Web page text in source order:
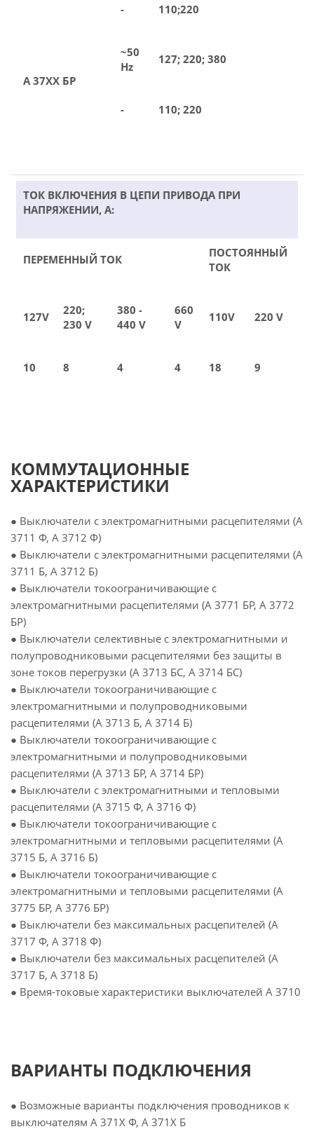
- 110;220
А 37ХХ БР
~50
Hz
127; 220; 380
- 110; 220
ТОК ВКЛЮЧЕНИЯ В ЦЕПИ ПРИВОДА ПРИ
НАПРЯЖЕНИИ, А:
ПЕРЕМЕННЫЙ ТОК
ПОСТОЯННЫЙ
ТОК
127V
220;
230 V
380 -
440 V
660
V
110V 220 V
10 8 4 4 18 9
КОММУТАЦИОННЫЕ
ХАРАКТЕРИСТИКИ
● Выключатели с электромагнитными расцепителями (А
3711 Ф, А 3712 Ф)
● Выключатели с электромагнитными расцепителями (А
3711 Б, А 3712 Б)
● Выключатели токоограничивающие с
электромагнитными расцепителями (А 3771 БР, А 3772
БР)
● Выключатели селективные с электромагнитными и
полупроводниковыми расцепителями без защиты в
зоне токов перегрузки (А 3713 БС, А 3714 БС)
● Выключатели токоограничивающие с
электромагнитными и полупроводниковыми
расцепителями (А 3713 Б, А 3714 Б)
● Выключатели токоограничивающие с
электромагнитными и полупроводниковыми
расцепителями (А 3713 БР, А 3714 БР)
● Выключатели с электромагнитными и тепловыми
расцепителями (А 3715 Ф, А 3716 Ф)
● Выключатели токоограничивающие с
электромагнитными и тепловыми расцепителями (А
3715 Б, А 3716 Б)
● Выключатели токоограничивающие с
электромагнитными и тепловыми расцепителями (А
3775 БР, А 3776 БР)
● Выключатели без максимальных расцепителей (А
3717 Ф, А 3718 Ф)
● Выключатели без максимальных расцепителей (А
3717 Б, А 3718 Б)
● Время-токовые характеристики выключателей А 3710
ВАРИАНТЫ ПОДКЛЮЧЕНИЯ
● Возможные варианты подключения проводников к
выключателям А 371Х Ф, А 371Х Б